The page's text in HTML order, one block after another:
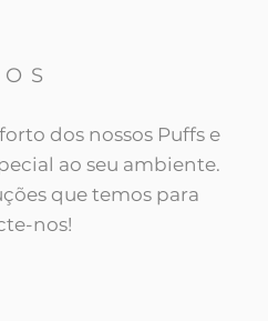
dos nossos Puffs e
ao seu ambiente.
que temos para
nos!